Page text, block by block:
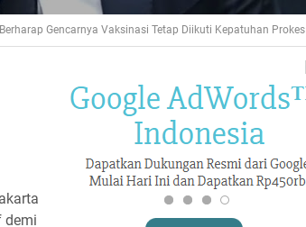
Gencarnya Vaksinasi Tetap Diikuti Kepatuhan Prokes
demi